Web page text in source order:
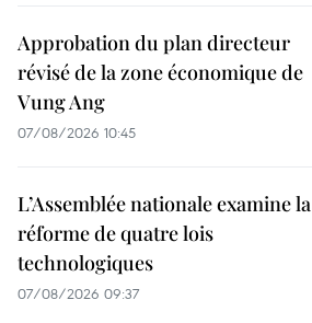
Approbation du plan directeur
révisé de la zone économique de
Vung Ang
07/08/2026 10:45
L’Assemblée nationale examine la
réforme de quatre lois
technologiques
07/08/2026 09:37